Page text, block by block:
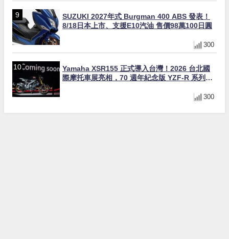
SUZUKI 2027年式 Burgman 400 ABS 發表！
8/18日本上市、支援E10汽油 售價98萬100日圓
300
Yamaha XSR155 正式導入台灣！2026 台北國
際摩托車展亮相，70 週年紀念版 YZF-R 系列限
300